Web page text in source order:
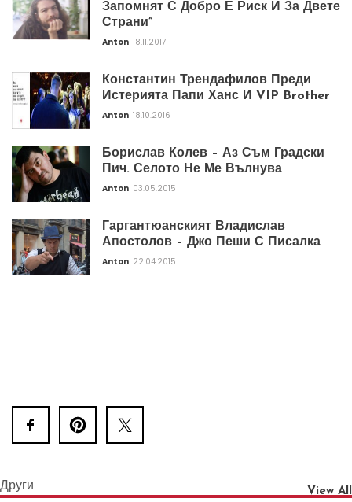
Запомнят С Добро Е Риск И За Двете
Страни”
Anton 18.11.2017
Константин Трендафилов Преди
Истерията Папи Ханс И VIP Brother
Anton 18.10.2016
Борислав Колев – Аз Съм Градски
Пич. Селото Не Ме Вълнува
Anton 03.05.2015
Гаргантюанският Владислав
Апостолов – Джо Пеши С Писалка
Anton 22.04.2015
Други View All